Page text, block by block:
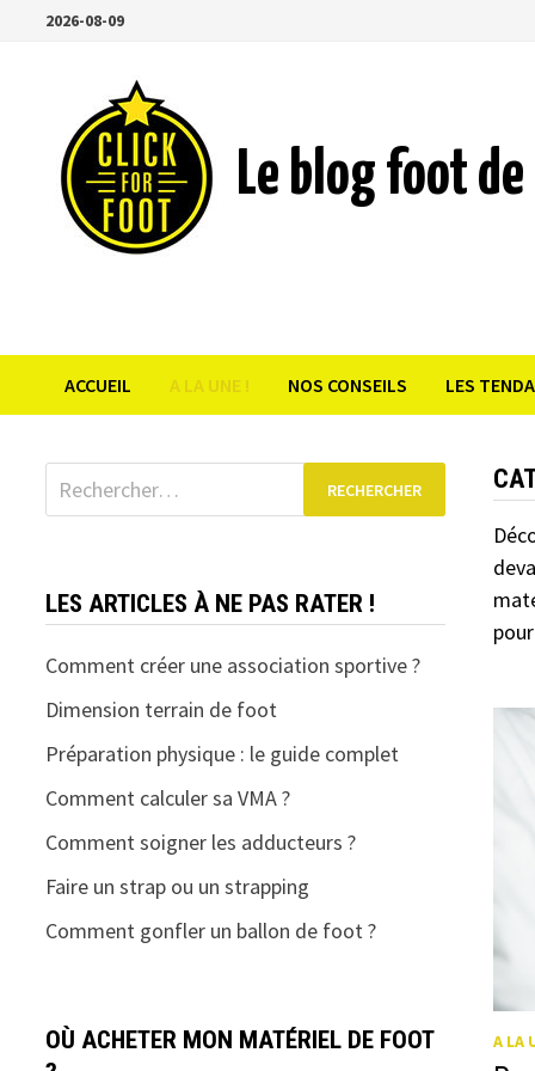
Passer2026-08-09
Le blog foot
ACCUEIL A LA UNE ! NOS CONSEILS LES
A LA
Rechercher :
LES ARTICLES À NE PAS RATER !
Comment créer une association sportive ?
Dimension terrain de foot
Préparation physique : le guide complet
Comment calculer sa VMA ?
Comment soigner les adducteurs ?
Faire un strap ou un strapping
Comment gonfler un ballon de foot ?
OÙ ACHETER MON MATÉRIEL DE FOOT